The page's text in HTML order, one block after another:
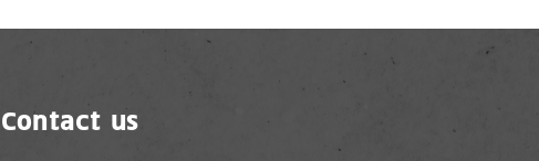
Contact us